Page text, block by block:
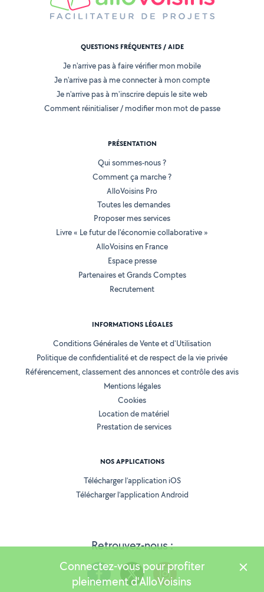
Retrouvez-nous :
QUESTIONS FRÉQUENTES / AIDE
Je n'arrive pas à faire vérifier mon mobile
Je n'arrive pas à me connecter à mon compte
Je n'arrive pas à m'inscrire depuis le site web
Comment réinitialiser / modifier mon mot de passe
PRÉSENTATION
Qui sommes-nous ?
Comment ça marche ?
AlloVoisins Pro
Toutes les demandes
Proposer mes services
Livre « Le futur de l'économie collaborative »
AlloVoisins en France
Espace presse
Partenaires et Grands Comptes
Recrutement
INFORMATIONS LÉGALES
Conditions Générales de Vente et d'Utilisation
Politique de confidentialité et de respect de la vie privée
Référencement, classement des annonces et contrôle des avis
Mentions légales
Cookies
Location de matériel
Prestation de services
NOS APPLICATIONS
Télécharger l’application iOS
Télécharger l’application Android
Connectez-vous pour profiter
pleinement d'AlloVoisins